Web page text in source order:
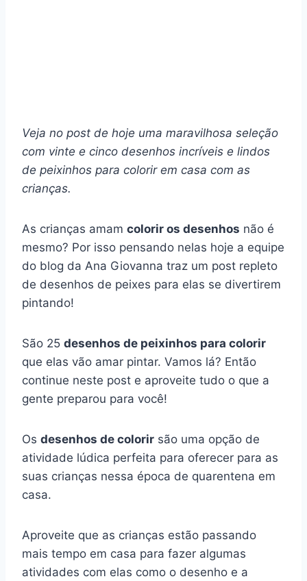
Veja no post de hoje uma maravilhosa seleção
com vinte e cinco desenhos incríveis e lindos
de peixinhos para colorir em casa com as
crianças.
As crianças amam colorir os desenhos não é
mesmo? Por isso pensando nelas hoje a equipe
do blog da Ana Giovanna traz um post repleto
de desenhos de peixes para elas se divertirem
pintando!
São 25 desenhos de peixinhos para colorir
que elas vão amar pintar. Vamos lá? Então
continue neste post e aproveite tudo o que a
gente preparou para você!
Os desenhos de colorir são uma opção de
atividade lúdica perfeita para oferecer para as
suas crianças nessa época de quarentena em
casa.
Aproveite que as crianças estão passando
mais tempo em casa para fazer algumas
atividades com elas como o desenho e a